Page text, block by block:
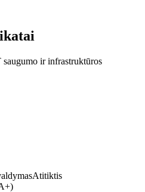
ir infrastruktūros
Atitiktis